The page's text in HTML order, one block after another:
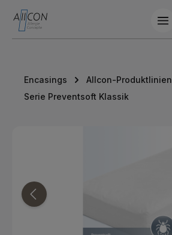
Zum Hauptinhalt springen
Encasings
Allcon-Produktlinien
Serie Preventsoft Klassik